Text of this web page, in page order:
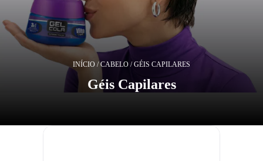
INÍCIO /CABELO / GÉIS CAPILARES
Géis Capilares